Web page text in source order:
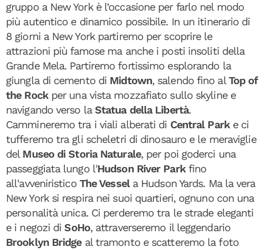
gruppo a New York è l’occasione per farlo nel modo
più autentico e dinamico possibile. In un itinerario di
8 giorni a New York partiremo per scoprire le
attrazioni più famose ma anche i posti insoliti della
Grande Mela. Partiremo fortissimo esplorando la
giungla di cemento di Midtown, salendo fino al Top of
the Rock per una vista mozzafiato sullo skyline e
navigando verso la Statua della Libertà.
Cammineremo tra i viali alberati di Central Parke ci
tufferemo tra gli scheletri di dinosauro e le meraviglie
del Museo di Storia Naturale, per poi goderci una
passeggiata lungo l'Hudson River Parkfino
all'avveniristico The Vessela Hudson Yards. Ma la vera
New York si respira nei suoi quartieri, ognuno con una
personalità unica. Ci perderemo tra le strade eleganti
e i negozi diSoHo, attraverseremo il leggendario
Brooklyn Bridgeal tramonto e scatteremo la foto